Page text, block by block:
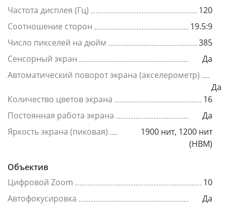
Частота дисплея (Гц)
120
Соотношение сторон
19.5:9
Число пикселей на дюйм
385
Сенсорный экран
Да
Автоматический поворот экрана (акселерометр)
Да
Количество цветов экрана
16
Постоянная работа экрана
Да
Яркость экрана (пиковая)
1900 нит, 1200 нит
(HBM)
Объектив
Цифровой Zoom
10
Автофокусировка
Да